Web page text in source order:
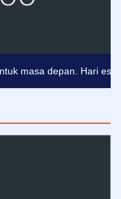
depan. Hari esok